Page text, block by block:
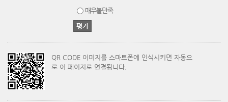
매우불만족
QR CODE 이미지를 스마트폰에 인식시키면 자동으
로 이 페이지로 연결됩니다.